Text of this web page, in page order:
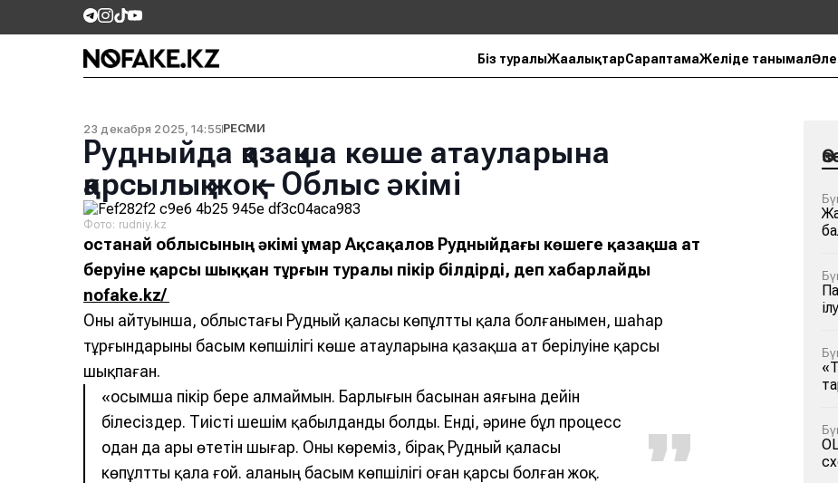
Біз туралыЖаңалықтарСараптамаЖеліде танымал
23 декабря 2025, 14:55РЕСМИ
Рудныйда қазақша көше атауларына
қарсылық жоқ – Облыс әкімі
Фото: rudniy.kz
Қостанай облысының әкімі Құмар Ақсақалов Рудныйдағы көшеге қазақша ат
беруіне қарсы шыққан тұрғын туралы пікір білдірді, деп хабарлайды
nofake.kz/
Оның айтуынша, облыстағы Рудный қаласы көпұлтты қала болғанымен, шаһар
тұрғындарының басым көпшілігі көше атауларына қазақша ат берілуіне қарсы
шықпаған.
«Қосымша пікір бере алмаймын. Барлығын басынан аяғына дейін
білесіздер. Тиісті шешім қабылданды болды. Енді, әрине бұл процесс
одан да ары өтетін шығар. Оны көреміз, бірақ Рудный қаласы
көпұлтты қала ғой. Қаланың басым көпшілігі оған қарсы болған жоқ.